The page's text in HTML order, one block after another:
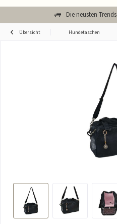
Die neusten
Übersicht Hundetaschen